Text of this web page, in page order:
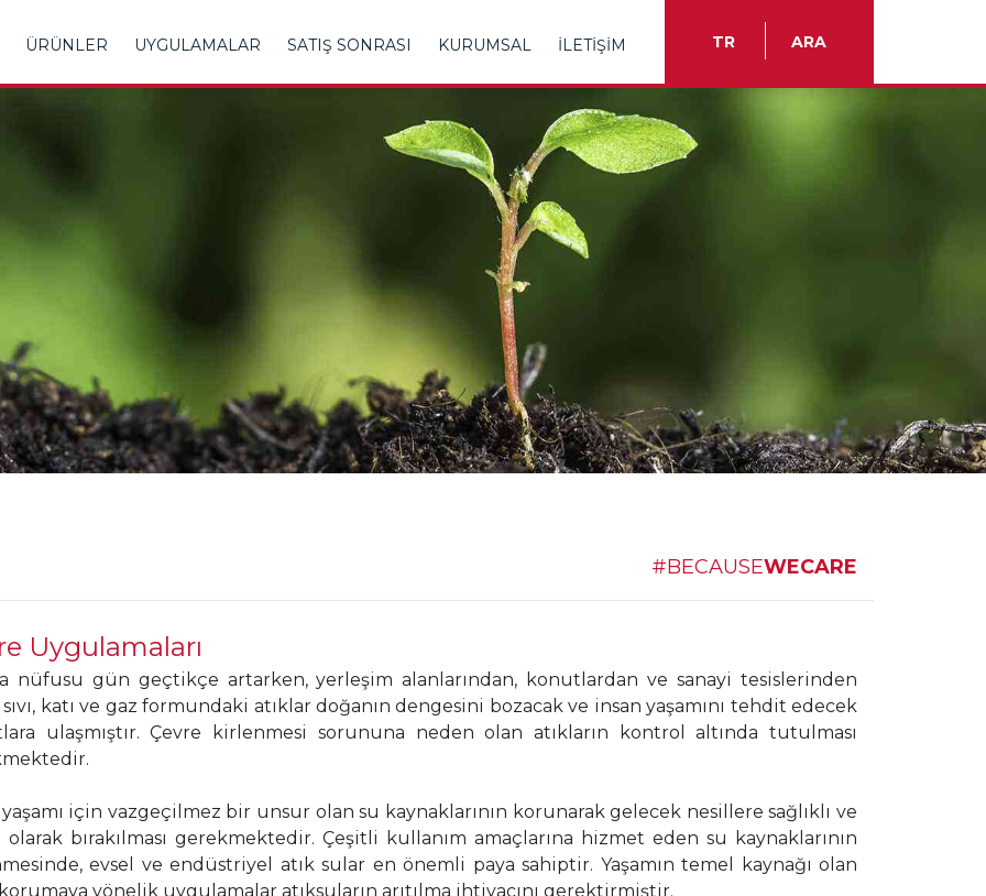
ÜRÜNLER UYGULAMALAR SATIŞ SONRASI KURUMSAL İLETİŞİM TR
TR
ARA
#BECAUSEWECARE
Uygulamaları
nüfusu gün geçtikçe artarken, yerleşim alanlarından, konutlardan ve sanayi tesislerinden
sıvı, katı ve gaz formundaki atıklar doğanın dengesini bozacak ve insan yaşamını tehdit edecek
ulaşmıştır. Çevre kirlenmesi sorununa neden olan atıkların kontrol altında tutulması
için vazgeçilmez bir unsur olan su kaynaklarının korunarak gelecek nesillere sağlıklı ve
bırakılması gerekmektedir. Çeşitli kullanım amaçlarına hizmet eden su kaynaklarının
evsel ve endüstriyel atık sular en önemli paya sahiptir. Yaşamın temel kaynağı olan
yönelik uygulamalar atıksuların arıtılma ihtiyacını gerektirmiştir.